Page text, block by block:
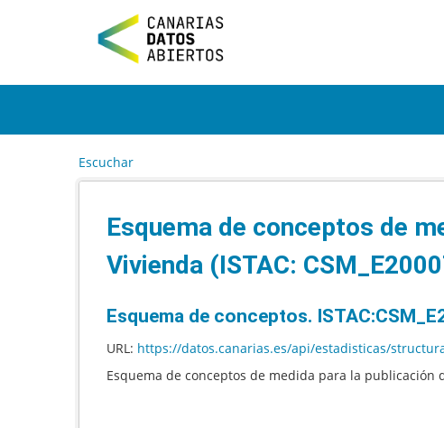
t
Escuchar
Esquema de conceptos de
Vivienda (ISTAC:
Esquema de conceptos.
URL: https://datos.canarias.es/api/estadisticas/
Esquema de conceptos de medida para la publicación